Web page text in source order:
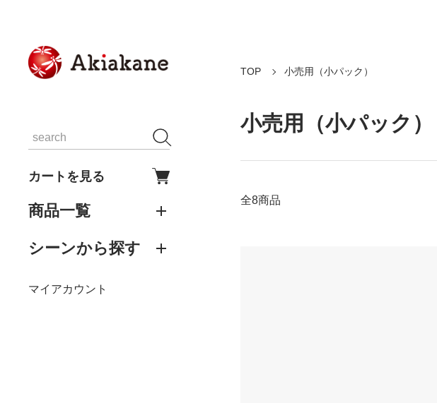
カートを見る
商品一覧
シーンから探す
マイアカウント
TOP 小売用（小パック）
小売用（小パック）
全8商品